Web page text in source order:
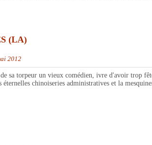
(LA)
2012
sa torpeur un vieux comédien, ivre d'avoir trop
éternelles chinoiseries administratives et la